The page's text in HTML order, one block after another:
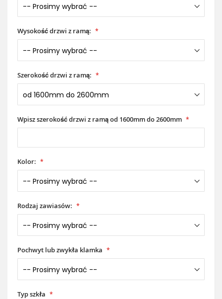
Wysokość drzwi z ramą:
Szerokość drzwi z ramą:
Wpisz szerokość drzwi z ramą od 1600mm do 2600mm
Kolor:
Rodzaj zawiasów:
Pochwyt lub zwykła klamka
Typ szkła